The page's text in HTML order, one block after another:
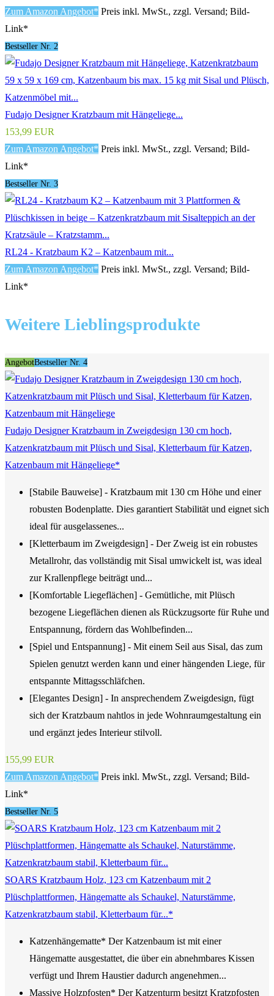
Zum Amazon Angebot* Preis inkl. MwSt., zzgl. Versand; Bild-
Link*
Bestseller Nr. 2
Fudajo Designer Kratzbaum mit Hängeliege...
153,99 EUR
Zum Amazon Angebot* Preis inkl. MwSt., zzgl. Versand; Bild-
Link*
Bestseller Nr. 3
RL24 - Kratzbaum K2 – Katzenbaum mit...
Zum Amazon Angebot* Preis inkl. MwSt., zzgl. Versand; Bild-
Link*
Weitere Lieblingsprodukte
AngebotBestseller Nr. 4
Fudajo Designer Kratzbaum in Zweigdesign 130 cm hoch,
Katzenkratzbaum mit Plüsch und Sisal, Kletterbaum für Katzen,
Katzenbaum mit Hängeliege*
[Stabile Bauweise] - Kratzbaum mit 130 cm Höhe und einer
robusten Bodenplatte. Dies garantiert Stabilität und eignet sich
ideal für ausgelassenes...
[Kletterbaum im Zweigdesign] - Der Zweig ist ein robustes
Metallrohr, das vollständig mit Sisal umwickelt ist, was ideal
zur Krallenpflege beiträgt und...
[Komfortable Liegeflächen] - Gemütliche, mit Plüsch
bezogene Liegeflächen dienen als Rückzugsorte für Ruhe und
Entspannung, fördern das Wohlbefinden...
[Spiel und Entspannung] - Mit einem Seil aus Sisal, das zum
Spielen genutzt werden kann und einer hängenden Liege, für
entspannte Mittagsschläfchen.
[Elegantes Design] - In ansprechendem Zweigdesign, fügt
sich der Kratzbaum nahtlos in jede Wohnraumgestaltung ein
und ergänzt jedes Interieur stilvoll.
155,99 EUR
Zum Amazon Angebot* Preis inkl. MwSt., zzgl. Versand; Bild-
Link*
Bestseller Nr. 5
SOARS Kratzbaum Holz, 123 cm Katzenbaum mit 2
Plüschplattformen, Hängematte als Schaukel, Naturstämme,
Katzenkratzbaum stabil, Kletterbaum für...*
Katzenhängematte* Der Katzenbaum ist mit einer
Hängematte ausgestattet, die über ein abnehmbares Kissen
verfügt und Ihrem Haustier dadurch angenehmen...
Massive Holzpfosten* Der Katzenturm besitzt Kratzpfosten